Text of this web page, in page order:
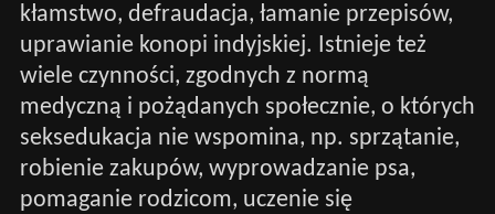
kłamstwo, defraudacja, łamanie przepisów,
uprawianie konopi indyjskiej. Istnieje też
wiele czynności, zgodnych z normą
medyczną i pożądanych społecznie, o których
seksedukacja nie wspomina, np. sprzątanie,
robienie zakupów, wyprowadzanie psa,
pomaganie rodzicom, uczenie się